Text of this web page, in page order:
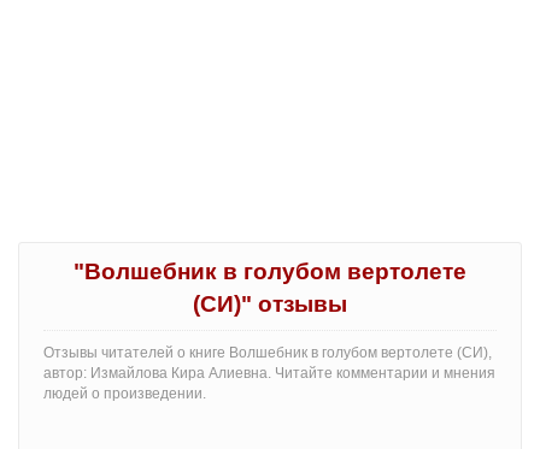
"Волшебник в голубом вертолете
(СИ)" отзывы
Отзывы читателей о книге Волшебник в голубом вертолете (СИ),
автор: Измайлова Кира Алиевна. Читайте комментарии и мнения
людей о произведении.